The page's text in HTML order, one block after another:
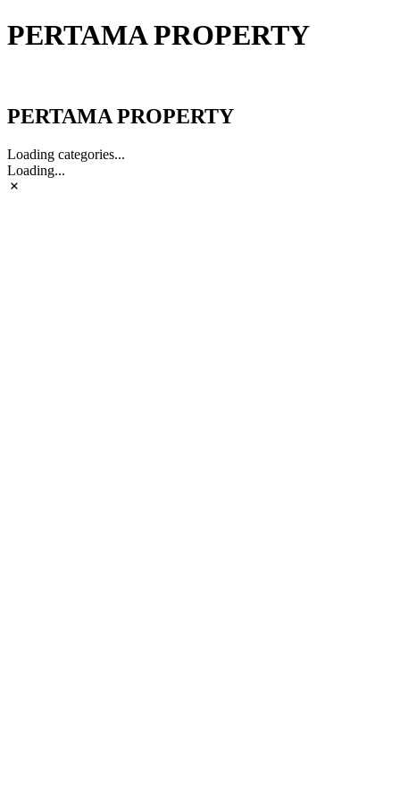
PERTAMA PROPERTY
PERTAMA PROPERTY
Loading categories...
Loading...